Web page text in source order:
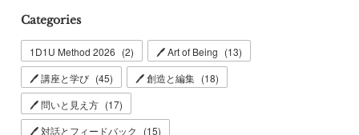
Categories
1D1U Method 2026 (2) 🖊 Art of Being (13)
🖊 講座と学び (45) 🖊 創造と編集 (18)
🖊 問いと見え方 (17)
🖊 対話とフィードバック
(15)